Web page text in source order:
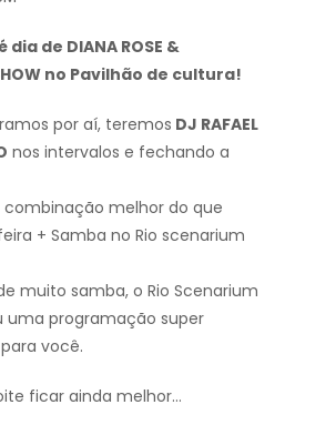
dia de DIANA ROSE &
no Pavilhão de cultura!
por aí, teremos DJ RAFAEL
nos intervalos e fechando a
combinação melhor do que
+ Samba no Rio scenarium
muito samba, o Rio Scenarium
uma programação super
você.
ficar ainda melhor…